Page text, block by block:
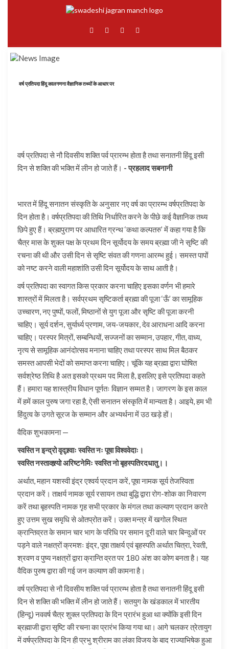
वर्ष प्रतिपदा हिंदू कालगणना वैज्ञानिक तथ्यों के आधार पर
वर्ष प्रतिपदा से नौ दिवसीय शक्ति पर्व प्रारम्भ होता है तथा सनातनी हिंदू इसी
दिन से शक्ति की भक्ति में लीन हो जाते हैं। - प्रहलाद सबनानी
भारत में हिंदू सनातन संस्कृति के अनुसार नए वर्ष का प्रारम्भ वर्षप्रतिपदा के
दिन होता है। वर्षप्रतिपदा की तिथि निर्धारित करने के पीछे कई वैज्ञानिक तथ्य
छिपे हुए हैं। ब्रह्मपुराण पर आधारित ग्रन्थ ‘कथा कल्पतरु’ में कहा गया है कि
चैत्र मास के शुक्ल पक्ष के प्रथम दिन सूर्योदय के समय ब्रह्मा जी ने सृष्टि की
रचना की थी और उसी दिन से सृष्टि संवत की गणना आरम्भ हुई। समस्त पापों
को नष्ट करने वाली महाशांति उसी दिन सूर्योदय के साथ आती है।
वर्ष प्रतिपदा का स्वागत किस प्रकार करना चाहिए इसका वर्णन भी हमारे
शास्त्रों में मिलता है। सर्वप्रथम सृष्टिकर्ता ब्रह्मा की पूजा ‘ऊँ’ का सामूहिक
उच्चारण, नए पुष्पों, फलों, मिष्ठानों से युग पूजा और सृष्टि की पूजा करनी
चाहिए। सूर्य दर्शन, सुर्यार्ध्य प्रणाम, जय-जयकार, देव आराधना आदि करना
चाहिए। परस्पर मित्रों, सम्बन्धियों, सज्जनों का सम्मान, उपहार, गीत, वाध्य,
नृत्य से सामूहिक आनंदोत्सव मनाना चाहिए तथा परस्पर साथ मिल बैठकर
समस्त आपसी भेदों को समाप्त करना चाहिए। चूंकि यह ब्रह्मा द्वारा घोषित
सर्वश्रेष्ठ तिथि है अत इसको प्रथम पद मिला है, इसलिए इसे प्रतिपदा कहते
हैं। हमारा यह शास्त्रीय विधान पूर्णतः विज्ञान सम्मत है। जागरण के इस काल
में हमें काल पुरुष जगा रहा है, ऐसी सनातन संस्कृति में मान्यता है। आइये, हम भी
हिंदुत्व के उगते सूरज के सम्मान और अभ्यर्थना में उठ खड़े हों।
वैदिक शुभकामना —
स्वस्ति न इन्द्रो वृद्श्र्वाः स्वस्ति नः पूषा विश्ववेदाः।
स्वस्ति नस्ताक्श्र्यो अरिष्टनेमिः स्वस्ति नो बृहस्पतिरदधातु।।
अर्थात, महान यशस्वी इंद्र एश्वर्य प्रदान करें, पूषा नामक सूर्य तेजस्विता
प्रदान करें। ताक्षर्य नामक सूर्य रसायन तथा बुद्धि द्वारा रोग-शोक का निवारण
करें तथा बृहस्पति नामक गृह सभी प्रकार के मंगल तथा कल्याण प्रदान करते
हुए उत्तम सुख समृधि से ओतप्रोत करें। उक्त मन्त्र में खगोल स्थित
क्रान्तिव्रत के समान चार भाग के परिधि पर समान दूरी वाले चार बिन्दुओं पर
पड़ने वाले नक्षत्रों क्रमशः इंद्र, पूषा ताक्षर्य एवं बृहस्पति अर्थात चित्रा, रेवती,
श्रवण व पुष्य नक्षत्रों द्वारा क्रान्ति व्रत पर 180 अंश का कोण बनता है। यह
वैदिक पुरुष द्वारा की गई जन कल्याण की कामना है।
वर्ष प्रतिपदा से नौ दिवसीय शक्ति पर्व प्रारम्भ होता है तथा सनातनी हिंदू इसी
दिन से शक्ति की भक्ति में लीन हो जाते हैं। सतयुग के खंडकाल में भारतीय
(हिन्दू) नववर्ष चैत्र शुक्ल प्रतिपदा के दिन प्रारंभ हुआ था क्योंकि इसी दिन
ब्रह्माजी द्वारा सृष्टि की रचना का प्रारंभ किया गया था। आगे चलकर त्रेतायुग
में वर्षप्रतिपदा के दिन ही प्रभु श्रीराम का लंका विजय के बाद राज्याभिषेक हुआ